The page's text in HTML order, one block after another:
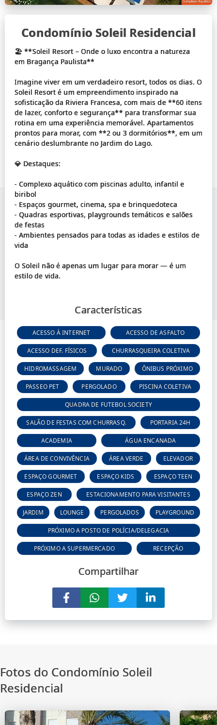
Condomínio Soleil Residencial
🏖️ **Soleil Resort – Onde o luxo encontra a natureza
em Bragança Paulista**
Imagine viver em um verdadeiro resort, todos os dias. O
Soleil Resort é um empreendimento inspirado na
sofisticação da Riviera Francesa, com mais de **60 itens
de lazer, conforto e segurança** para transformar sua
rotina em uma experiência memorável. Apartamentos
prontos para morar, com **2 ou 3 dormitórios**, em um
cenário deslumbrante no Jardim do Lago.
💎 Destaques:
- Complexo aquático com piscinas adulto, infantil e
biribol
- Espaços gourmet, cinema, spa e brinquedoteca
- Quadras esportivas, playgrounds temáticos e salões
de festas
- Ambientes pensados para todas as idades e estilos de
vida
O Soleil não é apenas um lugar para morar — é um
estilo de vida.
Características
ACESSO À INTERNET ACESSO DE ASFALTO
ACESSO DEF. FÍSICOS CHURRASQUEIRA COLETIVA
HIDROMASSAGEM MURADO ÔNIBUS PRÓXIMO
PASSEO PET PERGOLADO PISCINA COLETIVA
QUADRA DE FUTEBOL SOCIETY
SALÃO DE FESTAS COM CHURRASQ. PORTARIA 24H
ACADEMIA ÁGUA ENCANADA
ÁREA DE CONVIVÊNCIA ÁREA VERDE ELEVADOR
ESPAÇO GOURMET ESPAÇO KIDS ESPAÇO TEEN
ESPAÇO ZEN ESTACIONAMENTO PARA VISITANTES
JARDIM LOUNGE PERGOLADOS PLAYGROUND
PRÓXIMO A POSTO DE POLÍCIA/DELEGACIA
PRÓXIMO A SUPERMERCADO RECEPÇÃO
Compartilhar
Fotos do Condomínio Soleil
Residencial